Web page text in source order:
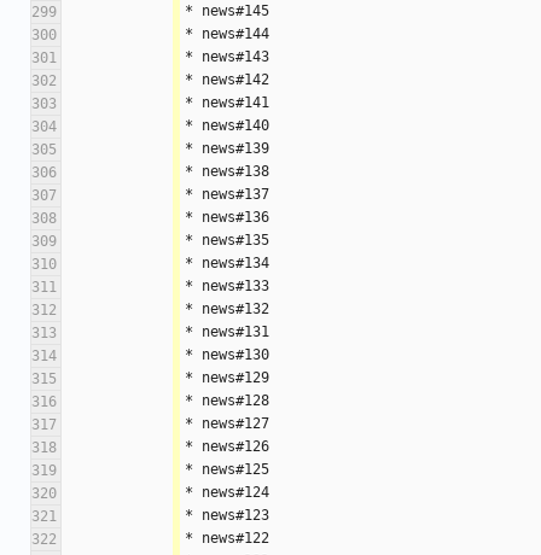
299
* news#145
300
* news#144
301
* news#143
302
* news#142
303
* news#141
304
* news#140
305
* news#139
306
* news#138
307
* news#137
308
* news#136
309
* news#135
310
* news#134
311
* news#133
312
* news#132
313
* news#131
314
* news#130
315
* news#129
316
* news#128
317
* news#127
318
* news#126
319
* news#125
320
* news#124
321
* news#123
322
* news#122